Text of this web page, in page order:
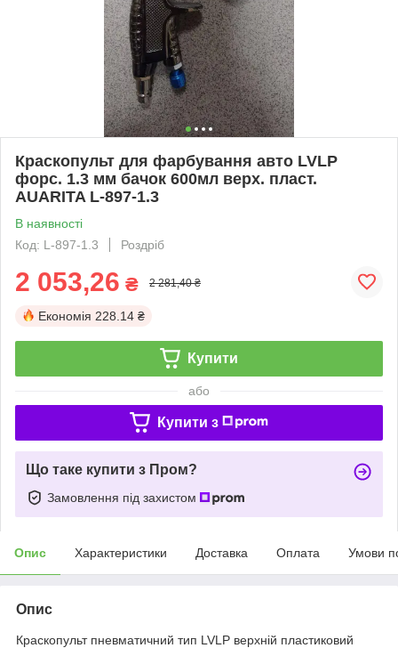
Краскопульт для фарбування авто LVLP
форс. 1.3 мм бачок 600мл верх. пласт.
AUARITA L-897-1.3
В наявності
Код: L-897-1.3
Роздріб
2 053,26 ₴ 2 281,40 ₴
Економія 228.14 ₴
Купити
або
Купити з
Що таке купити з Пром?
Замовлення під захистом
Опис Характеристики Доставка Оплата Умови
Опис
Краскопульт пневматичний тип LVLP верхній пластиковий